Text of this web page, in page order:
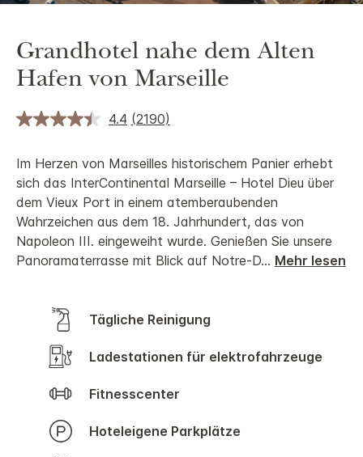
Grandhotel nahe dem Alten
Hafen von Marseille
4.4 (2190)
Im Herzen von Marseilles historischem Panier erhebt
sich das InterContinental Marseille – Hotel Dieu über
dem Vieux Port in einem atemberaubenden
Wahrzeichen aus dem 18. Jahrhundert, das von
Napoleon III. eingeweiht wurde. Genießen Sie unsere
Panoramaterrasse mit Blick auf Notre-D... Mehr lesen
Tägliche Reinigung
Ladestationen für elektrofahrzeuge
Fitnesscenter
Hoteleigene Parkplätze